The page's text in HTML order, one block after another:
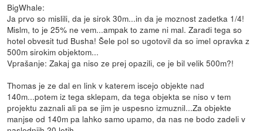
BigWhale:
Ja prvo so mislili, da je sirok 30m...in da je moznost zadetka 1/4!
Mislm, to je 25% ne vem...ampak to zame ni mal. Zaradi tega so
hotel obvesit tud Busha! Šele pol so ugotovil da so imel opravka z
500m sirokim objektom...
Vprašanje: Zakaj ga niso ze prej opazili, ce je bil velik 500m?!
Thomas je ze dal en link v katerem iscejo objekte nad
140m...potem iz tega sklepam, da tega objekta se niso v tem
projektu zaznali ali pa se jim je uspesno izmuznil...Za objekte
manjse od 140m pa lahko samo upamo, da nas ne bodo zadeli v